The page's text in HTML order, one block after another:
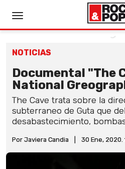
NOTICIAS
Documental "The
National
The Cave trata sobre la
subterraneo de Guta que
desabastecimiento,
Por Javiera Candia 30 Ene, 2020.